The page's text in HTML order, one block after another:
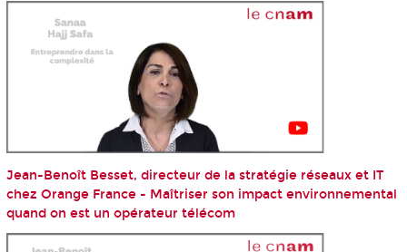
Jean-Benoît Besset, directeur de la stratégie réseaux et IT
chez Orange France - Maîtriser son impact environnemental
quand on est un opérateur télécom